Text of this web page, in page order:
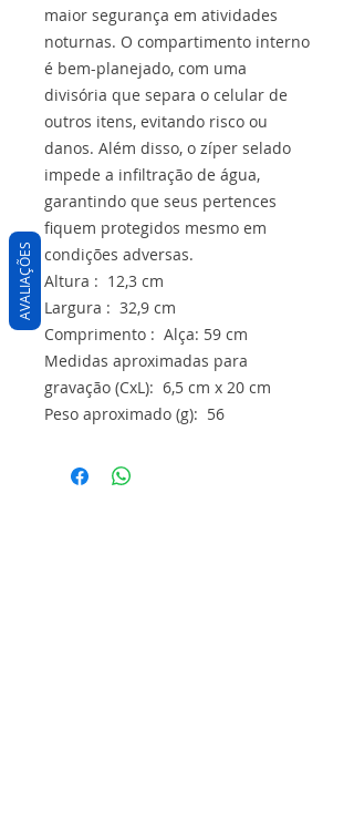
maior segurança em atividades
noturnas. O compartimento interno
é bem-planejado, com uma
divisória que separa o celular de
outros itens, evitando risco ou
danos. Além disso, o zíper selado
impede a infiltração de água,
garantindo que seus pertences
fiquem protegidos mesmo em
condições adversas.
Altura : 12,3 cm
Largura : 32,9 cm
Comprimento : Alça: 59 cm
Medidas aproximadas para
gravação (CxL): 6,5 cm x 20 cm
Peso aproximado (g): 56
AVALIAÇÕES